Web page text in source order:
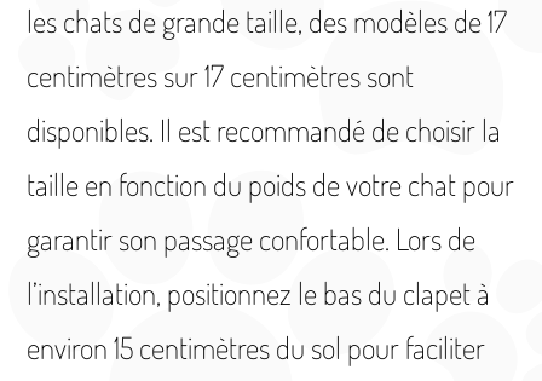
les chats de grande taille, des modèles de 17
centimètres sur 17 centimètres sont
disponibles. Il est recommandé de choisir la
taille en fonction du poids de votre chat pour
garantir son passage confortable. Lors de
l’installation, positionnez le bas du clapet à
environ 15 centimètres du sol pour faciliter